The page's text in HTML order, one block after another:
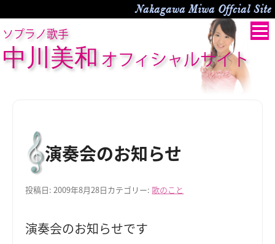
Nakagawa Miwa Offcial Site
ソプラノ歌手
中川美和 オフィシャルサイト
演奏会のお知らせ
投稿日:2009年8月28日カテゴリー:歌のこと
演奏会のお知らせです